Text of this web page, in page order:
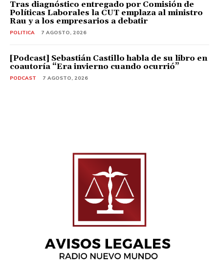
Tras diagnóstico entregado por Comisión de
Políticas Laborales la CUT emplaza al ministro
Rau y a los empresarios a debatir
POLITICA 7 AGOSTO, 2026
[Podcast] Sebastián Castillo habla de su libro en
coautoría “Era invierno cuando ocurrió”
PODCAST 7 AGOSTO, 2026